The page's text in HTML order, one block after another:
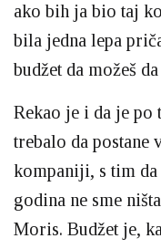
ako bih ja bio taj
bila jedna lepa
budžet da možeš
Rekao je i da je
trebalo da postane
kompaniji, s tim
godina ne sme
Moris. Budžet je,